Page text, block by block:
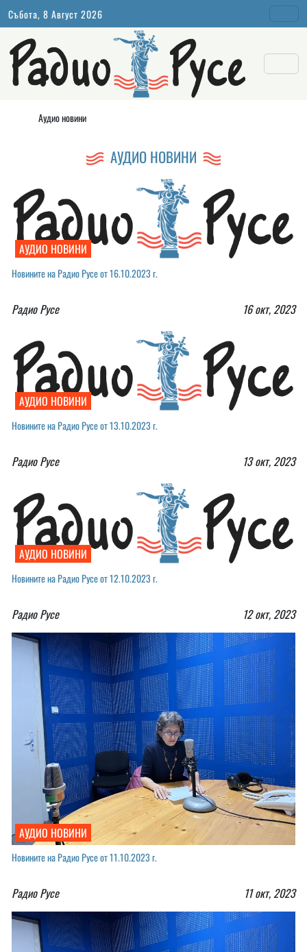
Събота, 8 Август 2026
Аудио новини
АУДИО НОВИНИ
АУДИО НОВИНИ
Новините на Радио Русе от 16.10.2023 г.￼
Радио Русе 16 окт, 2023
АУДИО НОВИНИ
Новините на Радио Русе от 13.10.2023 г.
Радио Русе 13 окт, 2023
АУДИО НОВИНИ
Новините на Радио Русе от 12.10.2023 г.￼
Радио Русе 12 окт, 2023
АУДИО НОВИНИ
Новините на Радио Русе от 11.10.2023 г.
Радио Русе 11 окт, 2023